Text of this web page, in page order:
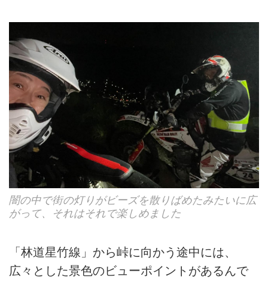
闇の中で街の灯りがビーズを散りばめたみたいに広
がって、それはそれで楽しめました
「林道星竹線」から峠に向かう途中には、
広々とした景色のビューポイントがあるんで